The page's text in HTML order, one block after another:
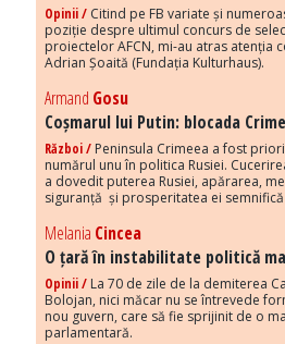
Opinii / Citind pe FB variate și
poziție despre ultimul concurs de
proiectelor AFCN, mi-au atras atenția
Adrian Șoaită (Fundația Kulturhaus).
Armand Gosu
Coșmarul lui Putin: blocada
Război / Peninsula Crimeea a fost
numărul unu în politica Rusiei.
a dovedit puterea Rusiei, apărarea,
siguranță și prosperitatea ei
Melania Cincea
O țară în instabilitate politică
Opinii / La 70 de zile de la demiterea
Bolojan, nici măcar nu se întrevede
nou guvern, care să fie sprijinit de o
parlamentară.